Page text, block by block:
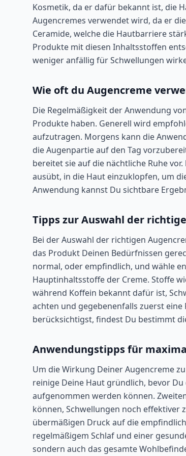
Kosmetik, da er dafür bekannt ist, die
Augencremes verwendet wird, da er
Ceramide, welche die Hautbarriere
Produkte mit diesen Inhaltsstoffen
weniger anfällig für Schwellungen
Wie oft du Augencreme
Die Regelmäßigkeit der Anwendung
Produkte haben. Generell wird
aufzutragen. Morgens kann die
die Augenpartie auf den Tag
bereitet sie auf die nächtliche Ruhe
ausübt, in die Haut einzuklopfen, um
Anwendung kannst Du sichtbare
Tipps zur Auswahl der
Bei der Auswahl der richtigen
das Produkt Deinen Bedürfnissen
normal, oder empfindlich, und wähle
Hauptinhaltsstoffe der Creme. Stoffe
während Koffein bekannt dafür ist,
achten und gegebenenfalls zuerst
berücksichtigst, findest Du bestimmt
Anwendungstipps für
Um die Wirkung Deiner Augencreme
reinige Deine Haut gründlich, bevor
aufgenommen werden können.
können, Schwellungen noch effektiver
übermäßigen Druck auf die
regelmäßigem Schlaf und einer
sondern auch das gesamte